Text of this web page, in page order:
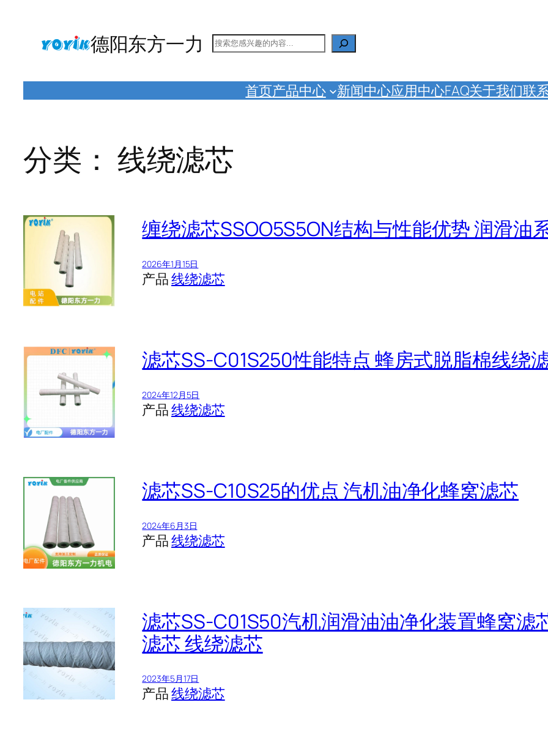
德阳东方一力
搜
首页产品中心 新闻中心应用中心FAQ关于我们联
分类： 线绕滤芯
缠绕滤芯SSOO5S5ON结构与性能优势 润滑油
2026年1月15日
产品线绕滤芯
滤芯SS-C01S250性能特点 蜂房式脱脂棉线绕
2024年12月5日
产品线绕滤芯
滤芯SS-C10S25的优点 汽机油净化蜂窝滤芯
2024年6月3日
产品线绕滤芯
滤芯SS-C01S50汽机润滑油油净化装置蜂窝滤
滤芯 线绕滤芯
2023年5月17日
产品线绕滤芯